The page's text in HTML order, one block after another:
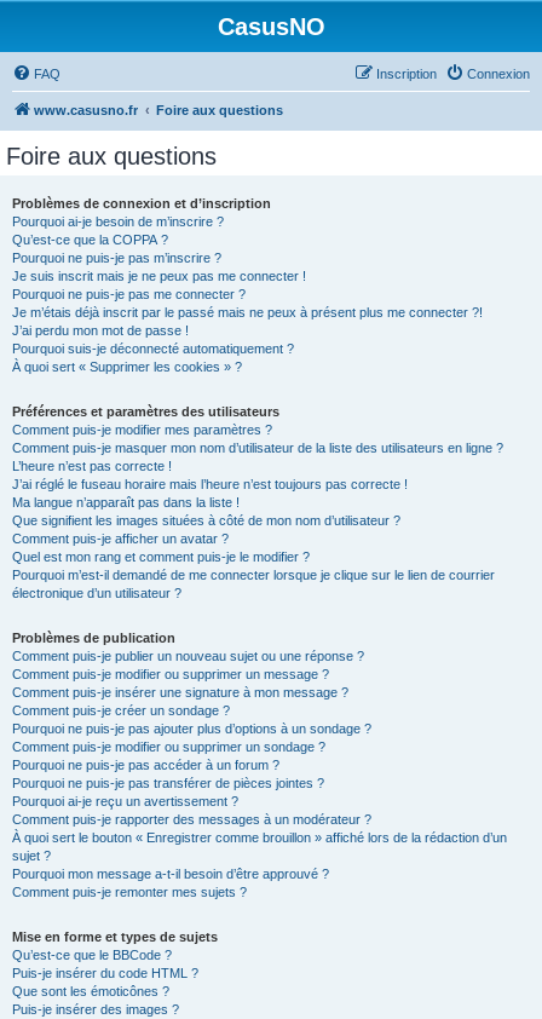
CasusNO
FAQ Connexion
Inscription
www.casusno.fr Foire aux questions
Foire aux questions
Problèmes de connexion et d’inscription
Pourquoi ai-je besoin de m’inscrire ?
Qu’est-ce que la COPPA ?
Pourquoi ne puis-je pas m’inscrire ?
Je suis inscrit mais je ne peux pas me connecter !
Pourquoi ne puis-je pas me connecter ?
Je m’étais déjà inscrit par le passé mais ne peux à présent plus me connecter ?!
J’ai perdu mon mot de passe !
Pourquoi suis-je déconnecté automatiquement ?
À quoi sert « Supprimer les cookies » ?
Préférences et paramètres des utilisateurs
Comment puis-je modifier mes paramètres ?
Comment puis-je masquer mon nom d’utilisateur de la liste des utilisateurs en ligne ?
L’heure n’est pas correcte !
J’ai réglé le fuseau horaire mais l’heure n’est toujours pas correcte !
Ma langue n’apparaît pas dans la liste !
Que signifient les images situées à côté de mon nom d’utilisateur ?
Comment puis-je afficher un avatar ?
Quel est mon rang et comment puis-je le modifier ?
Pourquoi m’est-il demandé de me connecter lorsque je clique sur le lien de courrier
électronique d’un utilisateur ?
Problèmes de publication
Comment puis-je publier un nouveau sujet ou une réponse ?
Comment puis-je modifier ou supprimer un message ?
Comment puis-je insérer une signature à mon message ?
Comment puis-je créer un sondage ?
Pourquoi ne puis-je pas ajouter plus d’options à un sondage ?
Comment puis-je modifier ou supprimer un sondage ?
Pourquoi ne puis-je pas accéder à un forum ?
Pourquoi ne puis-je pas transférer de pièces jointes ?
Pourquoi ai-je reçu un avertissement ?
Comment puis-je rapporter des messages à un modérateur ?
À quoi sert le bouton « Enregistrer comme brouillon » affiché lors de la rédaction d’un
sujet ?
Pourquoi mon message a-t-il besoin d’être approuvé ?
Comment puis-je remonter mes sujets ?
Mise en forme et types de sujets
Qu’est-ce que le BBCode ?
Puis-je insérer du code HTML ?
Que sont les émoticônes ?
Puis-je insérer des images ?